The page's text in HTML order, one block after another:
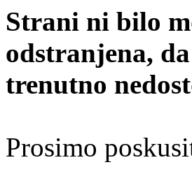
Strani ni bilo
odstranjena,
trenutno
Prosimo